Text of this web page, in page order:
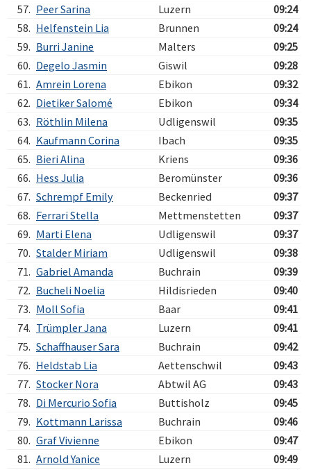
57. Peer Sarina Luzern
09:24
58. Helfenstein Lia Brunnen
09:24
59. Burri Janine Malters
09:25
60. Degelo Jasmin Giswil
09:28
61. Amrein Lorena Ebikon
09:32
62. Dietiker Salomé Ebikon
09:34
63. Röthlin Milena Udligenswil
09:35
64. Kaufmann Corina Ibach
09:35
65. Bieri Alina Kriens
09:36
66. Hess Julia Beromünster
09:36
67. Schrempf Emily Beckenried
09:37
68. Ferrari Stella Mettmenstetten
09:37
69. Marti Elena Udligenswil
09:37
70. Stalder Miriam Udligenswil
09:38
71. Gabriel Amanda Buchrain
09:39
72. Bucheli Noelia Hildisrieden
09:40
73. Moll Sofia Baar
09:41
74. Trümpler Jana Luzern
09:41
75. Schaffhauser Sara Buchrain
09:42
76. Heldstab Lia Aettenschwil
09:43
77. Stocker Nora Abtwil AG
09:43
78. Di Mercurio Sofia Buttisholz
09:45
79. Kottmann Larissa Buchrain
09:46
80. Graf Vivienne Ebikon
09:47
81. Arnold Yanice Luzern
09:49